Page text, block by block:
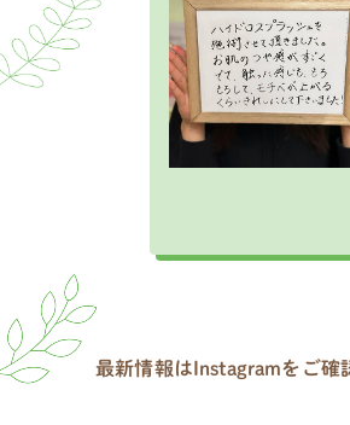
最新情報はInstagramをご確